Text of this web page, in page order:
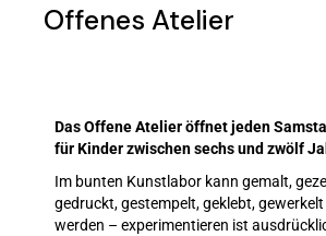
Offenes Atelier
Das Offene Atelier öffnet jeden
für Kinder zwischen sechs und zwölf
Im bunten Kunstlabor kann gemalt,
gedruckt, gestempelt, geklebt,
werden – experimentieren ist